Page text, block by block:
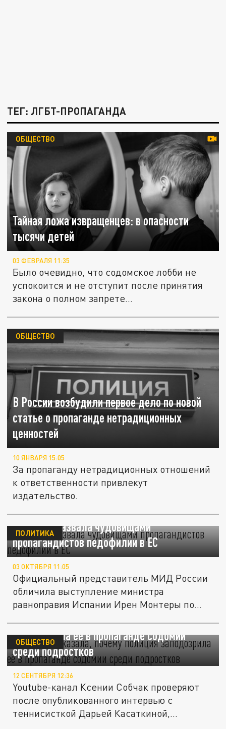
ТЕГ: ЛГБТ-ПРОПАГАНДА
Тайная ложа извращенцев: в опасности
тысячи детей
ОБЩЕСТВО
03 ФЕВРАЛЯ 11:35
Было очевидно, что содомское лобби не
успокоится и не отступит после принятия
закона о полном запрете...
В России возбудили первое дело по новой
статье о пропаганде нетрадиционных
ценностей
ОБЩЕСТВО
10 ЯНВАРЯ 15:05
За пропаганду нетрадиционных отношений
к ответственности привлекут
издательство.
Захарова назвала чудовищами
пропагандистов педофилии в ЕС
ПОЛИТИКА
03 ОКТЯБРЯ 11:05
Официальный представитель МИД России
обличила выступление министра
равноправия Испании Ирен Монтеры по
Собчак рассказала, почему полиция
заподозрила её в пропаганде содомии
среди подростков
ОБЩЕСТВО
12 СЕНТЯБРЯ 12:36
Youtube-канал Ксении Собчак проверяют
после опубликованного интервью с
теннисисткой Дарьей Касаткиной,